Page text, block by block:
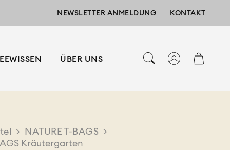
NEWSLETTER ANMELDUNG KONTAKT
ÜBER UNS
> NATURE T-BAGS >
Kräutergarten